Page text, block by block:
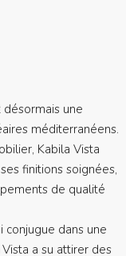
désormais une
méditerranéens.
Kabila Vista
finitions soignées,
de qualité
dans une
a su attirer des